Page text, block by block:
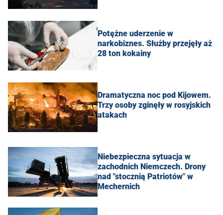
Potężne uderzenie w
narkobiznes. Służby przejęły aż
28 ton kokainy
Dramatyczna noc pod Kijowem.
Trzy osoby zginęły w rosyjskich
atakach
Niebezpieczna sytuacja w
zachodnich Niemczech. Drony
nad "stocznią Patriotów" w
Mechernich